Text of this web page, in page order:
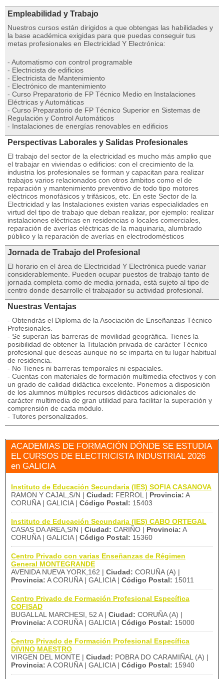
Empleabilidad y Trabajo
Nuestros cursos están dirigidos a que obtengas las habilidades y
la base académica exigidas para que puedas conseguir tus
metas profesionales en Electricidad Y Electrónica:
- Automatismo con control programable
- Electricista de edificios
- Electricista de Mantenimiento
- Electrónico de mantenimiento
- Curso Preparatorio de FP Técnico Medio en Instalaciones
Eléctricas y Automáticas
- Curso Preparatorio de FP Técnico Superior en Sistemas de
Regulación y Control Automáticos
- Instalaciones de energías renovables en edificios
Perspectivas Laborales y Salidas Profesionales
El trabajo del sector de la electricidad es mucho más amplio que
el trabajar en viviendas o edificios: con el crecimiento de la
industria los profesionales se forman y capacitan para realizar
trabajos varios relacionados con otros ámbitos como el de
reparación y mantenimiento preventivo de todo tipo motores
eléctricos monofásicos y trifásicos, etc. En este Sector de la
Electricidad y las Instalaciones existen varias especialidades en
virtud del tipo de trabajo que deban realizar, por ejemplo: realizar
instalaciones eléctricas en residencias o locales comerciales,
reparación de averías eléctricas de la maquinaria, alumbrado
público y la reparación de averías en electrodomésticos
Jornada de Trabajo del Profesional
El horario en el área de Electricidad Y Electrónica puede variar
considerablemente. Pueden ocupar puestos de trabajo tanto de
jornada completa como de media jornada, está sujeto al tipo de
centro donde desarrolle el trabajador su actividad profesional.
Nuestras Ventajas
- Obtendrás el Diploma de la Asociación de Enseñanzas Técnico
Profesionales.
- Se superan las barreras de movilidad geográfica. Tienes la
posibilidad de obtener la Titulación privada de carácter Técnico
profesional que deseas aunque no se imparta en tu lugar habitual
de residencia.
- No Tienes ni barreras temporales ni espaciales.
- Cuentas con materiales de formación multimedia efectivos y con
un grado de calidad didáctica excelente. Ponemos a disposición
de los alumnos múltiples recursos didácticos adicionales de
carácter multimedia de gran utilidad para facilitar la superación y
comprensión de cada módulo.
- Tutores personalizados.
ACADEMIAS DE FORMACIÓN DÓNDE SE ESTUDIA
EL CURSOS DE ELECTRICISTA INDUSTRIAL 2026
en GALICIA
Instituto de Educación Secundaria (IES) SOFIA CASANOVA
RAMON Y CAJAL,S/N | Ciudad: FERROL | Provincia: A
CORUÑA | GALICIA | Código Postal: 15403
Instituto de Educación Secundaria (IES) CABO ORTEGAL
CASAS DA AREA,S/N | Ciudad: CARIÑO | Provincia: A
CORUÑA | GALICIA | Código Postal: 15360
Centro Privado con varias Enseñanzas de Régimen
General MONTEGRANDE
AVENIDA NUEVA YORK,162 | Ciudad: CORUÑA (A) |
Provincia: A CORUÑA | GALICIA | Código Postal: 15011
Centro Privado de Formación Profesional Específica
COFISAD
BUGALLAL MARCHESI, 52 A | Ciudad: CORUÑA (A) |
Provincia: A CORUÑA | GALICIA | Código Postal: 15000
Centro Privado de Formación Profesional Específica
DIVINO MAESTRO
VIRGEN DEL MONTE | Ciudad: POBRA DO CARAMIÑAL (A) |
Provincia: A CORUÑA | GALICIA | Código Postal: 15940